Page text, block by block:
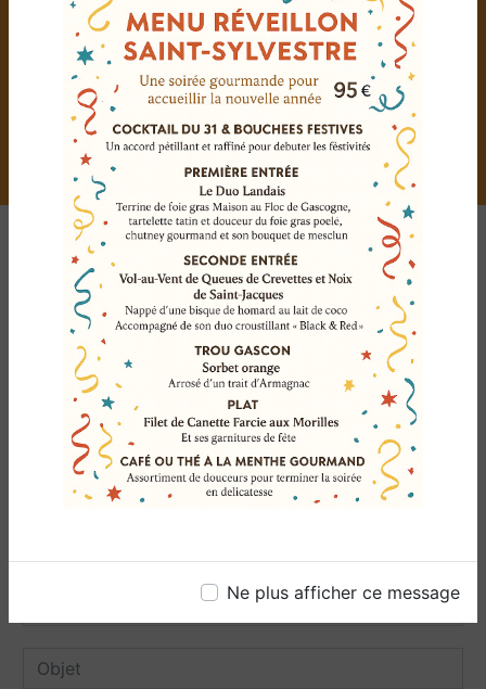
Ne plus afficher ce message
E-mail
laurent.goy79@gmail.com
N'hésitez pas à nous
contacter